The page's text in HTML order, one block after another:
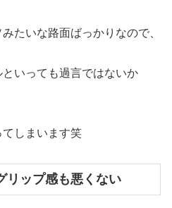
たいな路面ばっかりなので、
いっても過言ではないか
しまいます笑
リップ感も悪くない